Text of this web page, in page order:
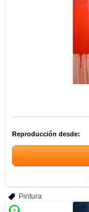
Reproducción desde:
Pintura